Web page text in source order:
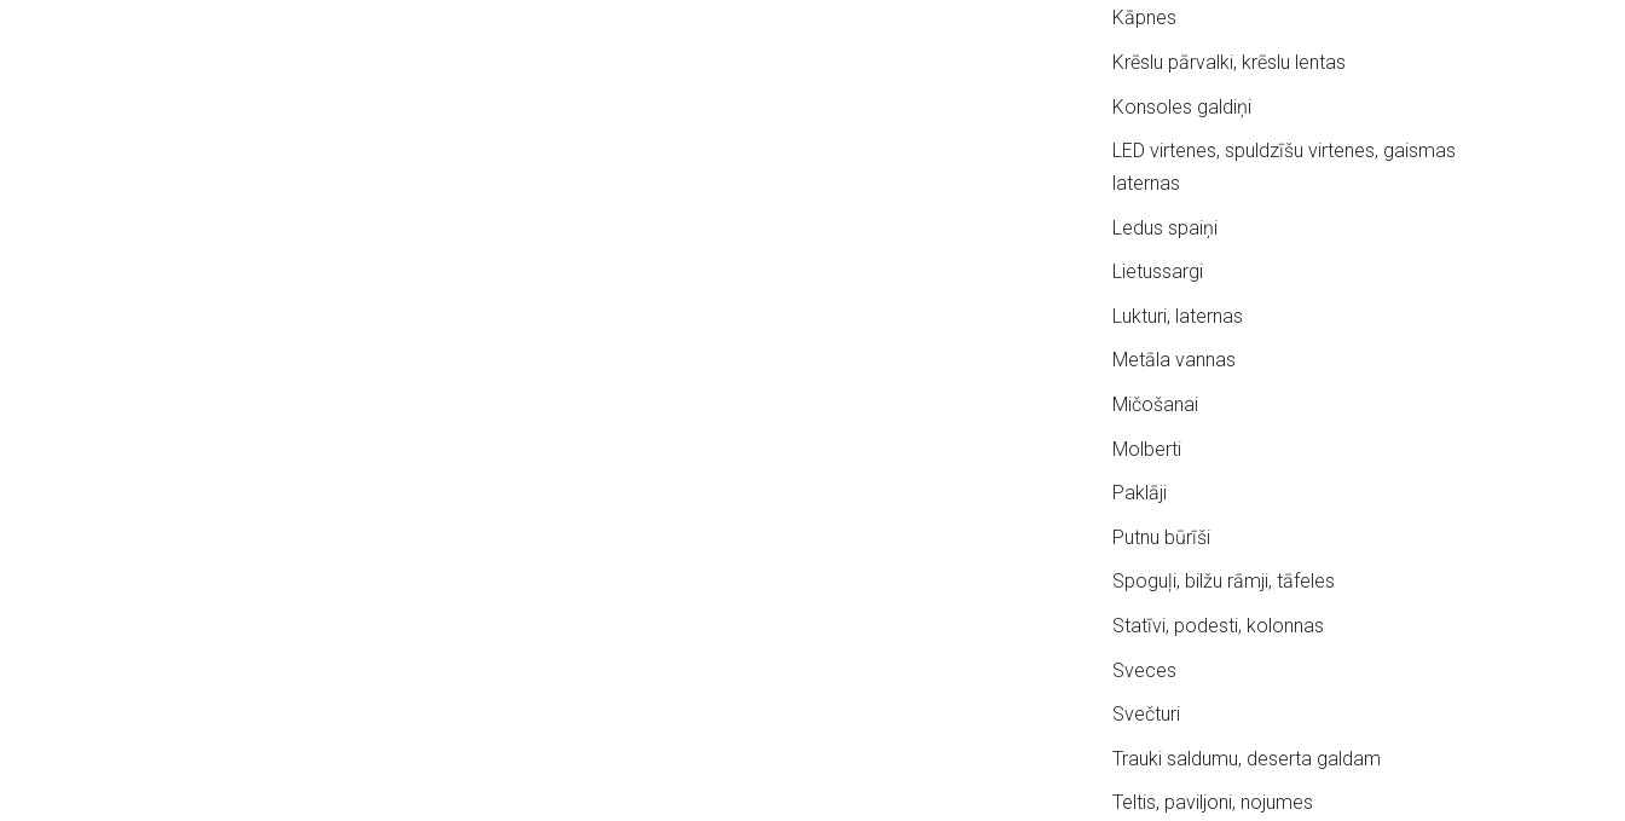
Kāpnes
Krēslu pārvalki, krēslu lentas
Konsoles galdiņi
LED virtenes, spuldzīšu virtenes, gaismas
laternas
Ledus spaiņi
Lietussargi
Lukturi, laternas
Metāla vannas
Mičošanai
Molberti
Paklāji
Putnu būrīši
Spoguļi, bilžu rāmji, tāfeles
Statīvi, podesti, kolonnas
Sveces
Svečturi
Trauki saldumu, deserta galdam
Teltis, paviljoni, nojumes